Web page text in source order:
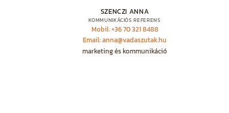
SZENCZI ANNA
KOMMUNIKÁCIÓS REFERENS
Mobil: +36 70 321 8488
Email: anna@vadaszutak.hu
marketing és kommunikáció